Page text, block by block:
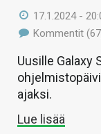
17.1.2024 -
Kommentit
Uusille Galaxy
ajaksi.
Lue lisää